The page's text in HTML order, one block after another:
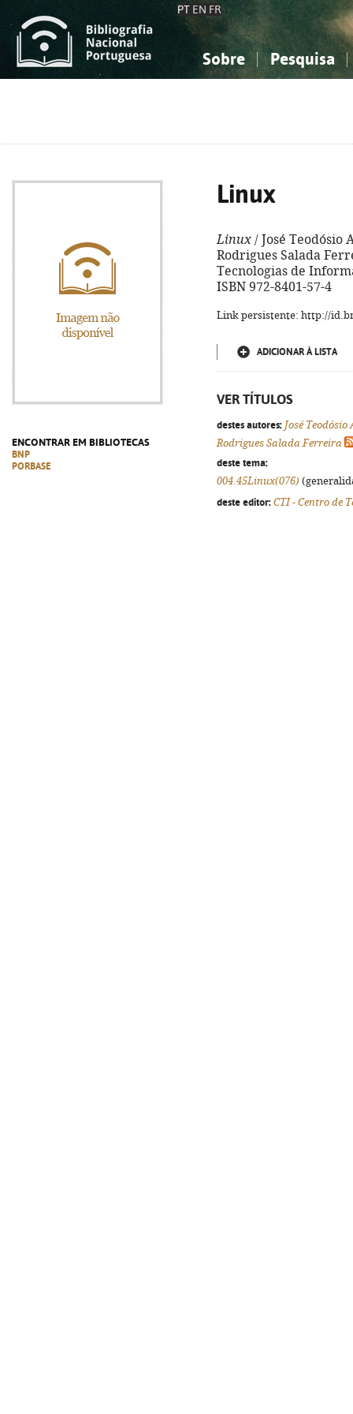
PT EN FR
Sobre Pesquisa
ENCONTRAR EM BIBLIOTECAS
BNP
PORBASE
Linux
Linux / José Teodósio
Rodrigues Salada
Tecnologias de
ISBN 972-8401-57-4
Link persistente: http://
ADICIONAR À LISTA
VER TÍTULOS
destes autores: José
Rodrigues Salada Ferreira
deste tema:
004.45Linux(076)
deste editor: CTI - Centro de